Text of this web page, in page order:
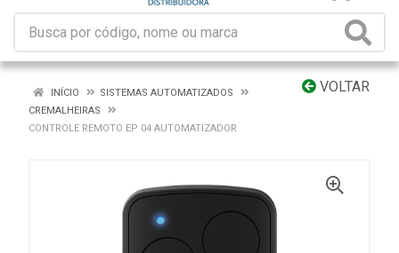
VOLTAR
INÍCIO
SISTEMAS AUTOMATIZADOS
CREMALHEIRAS
CONTROLE REMOTO EP 04 AUTOMATIZADOR